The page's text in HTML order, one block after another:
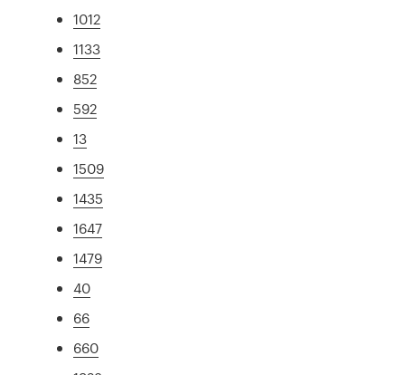
1012
1133
852
592
13
1509
1435
1647
1479
40
66
660